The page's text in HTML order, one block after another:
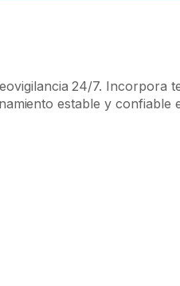
24/7. Incorpora
estable y confiable